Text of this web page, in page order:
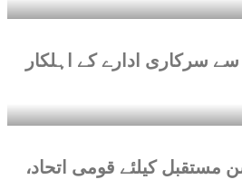
سرکاری ادارے کے اہلکار
مستقبل کیلئے قومی اتحاد،